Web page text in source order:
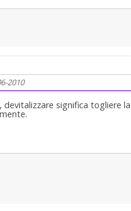
2010
devitalizzare significa togliere